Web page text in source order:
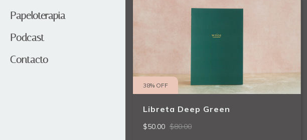
Papeloterapia
Podcast
Contacto
38% OFF
Libreta Deep Green
$50.00 $80.00